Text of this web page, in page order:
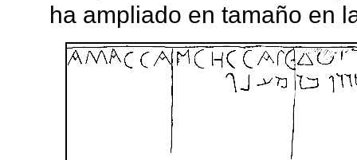
ha ampliado en tamaño en